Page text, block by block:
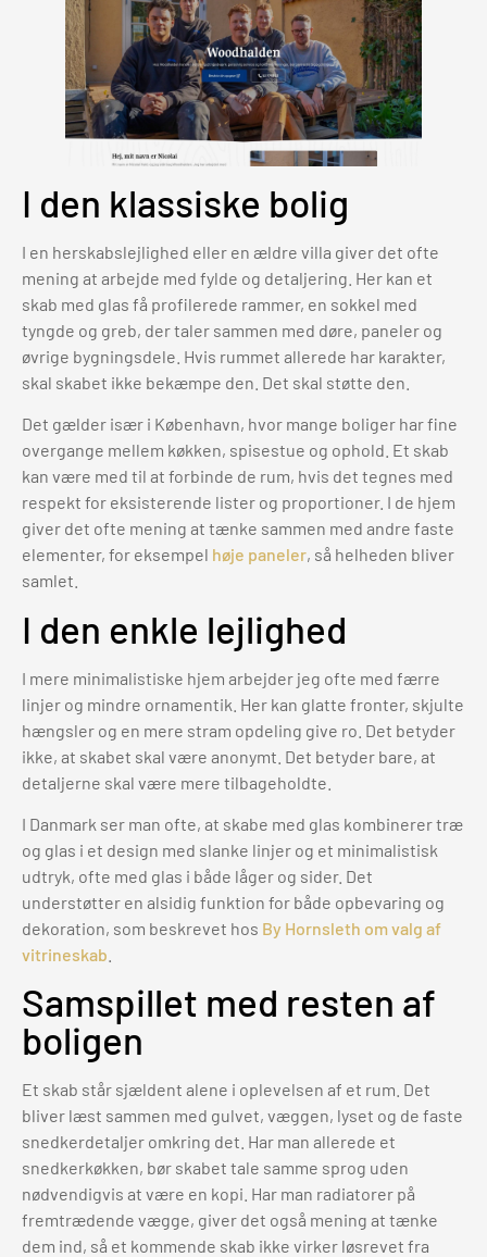
I den klassiske bolig
I en herskabslejlighed eller en ældre villa giver det ofte
mening at arbejde med fylde og detaljering. Her kan et
skab med glas få profilerede rammer, en sokkel med
tyngde og greb, der taler sammen med døre, paneler og
øvrige bygningsdele. Hvis rummet allerede har karakter,
skal skabet ikke bekæmpe den. Det skal støtte den.
Det gælder især i København, hvor mange boliger har fine
overgange mellem køkken, spisestue og ophold. Et skab
kan være med til at forbinde de rum, hvis det tegnes med
respekt for eksisterende lister og proportioner. I de hjem
giver det ofte mening at tænke sammen med andre faste
elementer, for eksempel høje paneler, så helheden bliver
samlet.
I den enkle lejlighed
I mere minimalistiske hjem arbejder jeg ofte med færre
linjer og mindre ornamentik. Her kan glatte fronter, skjulte
hængsler og en mere stram opdeling give ro. Det betyder
ikke, at skabet skal være anonymt. Det betyder bare, at
detaljerne skal være mere tilbageholdte.
I Danmark ser man ofte, at skabe med glas kombinerer træ
og glas i et design med slanke linjer og et minimalistisk
udtryk, ofte med glas i både låger og sider. Det
understøtter en alsidig funktion for både opbevaring og
dekoration, som beskrevet hos By Hornsleth om valg af
vitrineskab
Samspillet med resten af
boligen
Et skab står sjældent alene i oplevelsen af et rum. Det
bliver læst sammen med gulvet, væggen, lyset og de faste
snedkerdetaljer omkring det. Har man allerede et
snedkerkøkken, bør skabet tale samme sprog uden
nødvendigvis at være en kopi. Har man radiatorer på
fremtrædende vægge, giver det også mening at tænke
dem ind, så et kommende skab ikke virker løsrevet fra